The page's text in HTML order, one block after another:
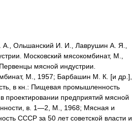
А., Ольшанский И. И., Лаврушин А. Я.,
Московский мясокомбинат, М.,
мясной индустрии.
М., 1957; Барбашин М. К. [и др.],
в кн.: Пищевая промышленность
предприятий мясной
в. 1—2, М., 1968; Мясная и
СССР за 50 лет советской власти и